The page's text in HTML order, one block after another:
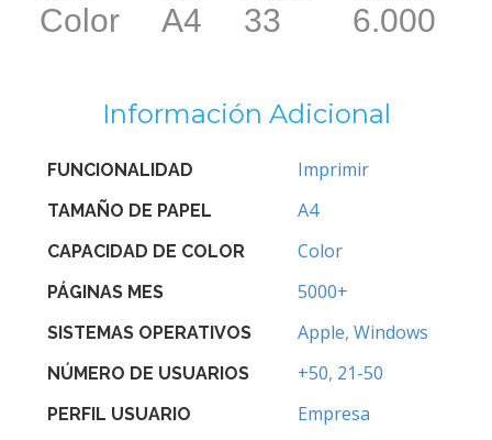
Color A4 33 6.000
Información Adicional
FUNCIONALIDAD Imprimir
TAMAÑO DE PAPEL A4
CAPACIDAD DE COLOR Color
PÁGINAS MES 5000+
SISTEMAS OPERATIVOS Apple, Windows
NÚMERO DE USUARIOS +50, 21-50
PERFIL USUARIO Empresa